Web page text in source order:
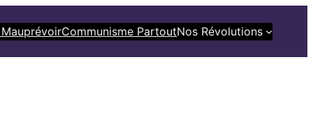
Communisme PartoutNos Révolutions